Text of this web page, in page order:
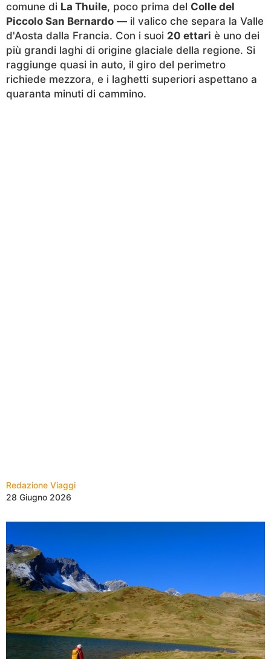
comune di La Thuile, poco prima del Colle del
Piccolo San Bernardo — il valico che separa la Valle
d'Aosta dalla Francia. Con i suoi 20 ettari è uno dei
più grandi laghi di origine glaciale della regione. Si
raggiunge quasi in auto, il giro del perimetro
richiede mezzora, e i laghetti superiori aspettano a
quaranta minuti di cammino.
Redazione Viaggi
28 Giugno 2026